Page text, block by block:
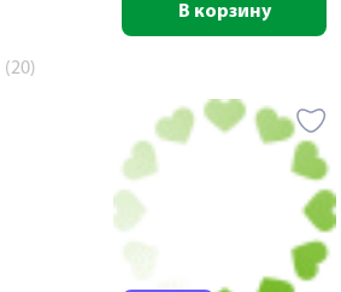
(20)
В корзину